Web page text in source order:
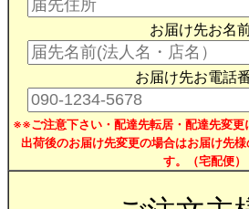
お届け先お名
お届け先お電話
※※ご注意下さい・配達先転居・配達先変
出荷後のお届け先変更の場合はお届け先
す。（宅配便）